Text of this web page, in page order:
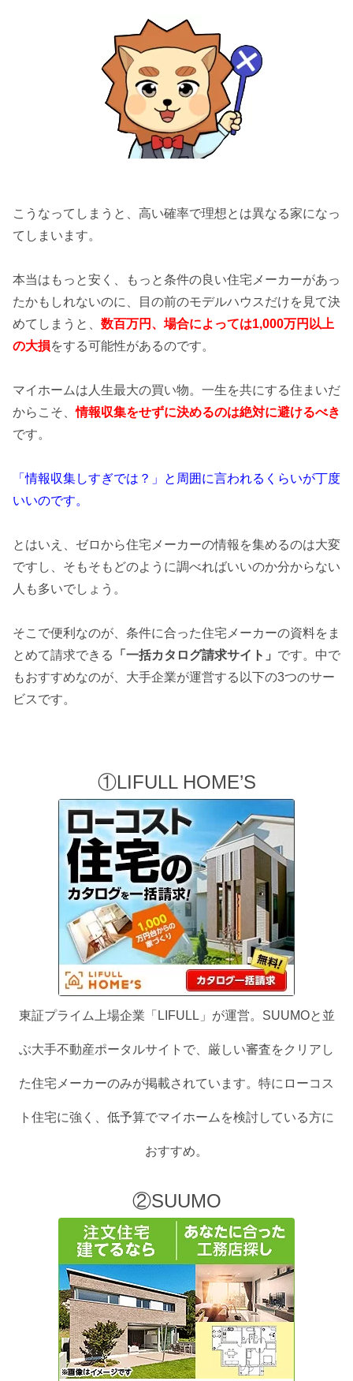
こうなってしまうと、高い確率で理想とは異なる家になっ
てしまいます。
本当はもっと安く、もっと条件の良い住宅メーカーがあっ
たかもしれないのに、目の前のモデルハウスだけを見て決
めてしまうと、 数百万円、場合によっては1,000万円以上
の大損をする可能性があるのです。
マイホームは人生最大の買い物。一生を共にする住まいだ
からこそ、情報収集をせずに決めるのは絶対に避けるべき
です。
「情報収集しすぎでは？」と周囲に言われるくらいが丁度
いいのです。
とはいえ、ゼロから住宅メーカーの情報を集めるのは大変
ですし、そもそもどのように調べればいいのか分からない
人も多いでしょう。
そこで便利なのが、条件に合った住宅メーカーの資料をま
とめて請求できる
「一括カタログ請求サイト」 です。中で
もおすすめなのが、大手企業が運営する以下の3つのサー
ビスです。
①LIFULL HOME’S
東証プライム上場企業「LIFULL」が運営。SUUMOと並
ぶ大手不動産ポータルサイトで、厳しい審査をクリアし
た住宅メーカーのみが掲載されています。特にローコス
ト住宅に強く、低予算でマイホームを検討している方に
おすすめ。
②SUUMO